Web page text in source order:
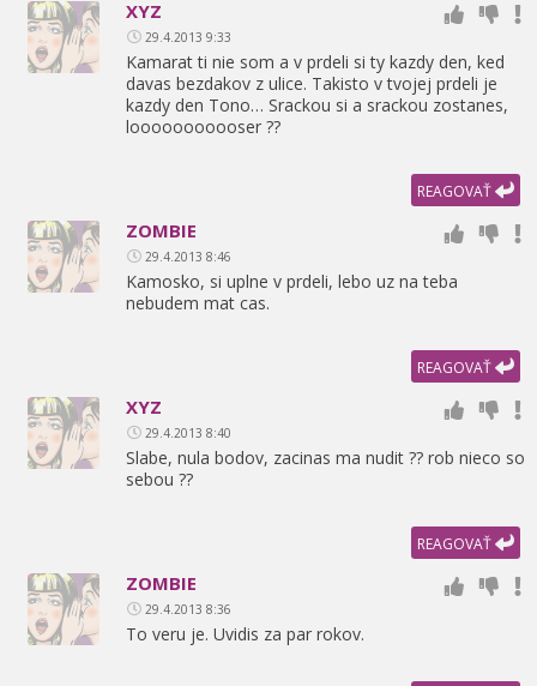
XYZ
29.4.2013 9:33
Kamarat ti nie som a v prdeli si ty kazdy den, ked
davas bezdakov z ulice. Takisto v tvojej prdeli je
kazdy den Tono… Srackou si a srackou zostanes,
looooooooooser ??
REAGOVAŤ
ZOMBIE
29.4.2013 8:46
Kamosko, si uplne v prdeli, lebo uz na teba
nebudem mat cas.
REAGOVAŤ
XYZ
29.4.2013 8:40
Slabe, nula bodov, zacinas ma nudit ?? rob nieco so
sebou ??
REAGOVAŤ
ZOMBIE
29.4.2013 8:36
To veru je. Uvidis za par rokov.